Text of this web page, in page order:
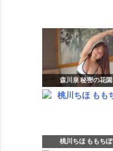
森川泉 秘密の花園
桃川ちほ ももちぽ